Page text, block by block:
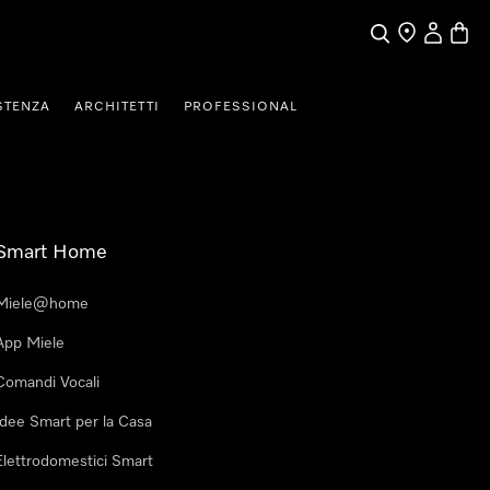
CercaRicerca
Il mio
ARCHITETTI PROFESSIONAL
Home
Miele
Vocali
Smart per la Casa
Smart